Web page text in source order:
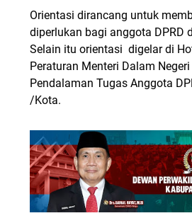
Orientasi dirancang untuk
diperlukan bagi anggota DPRD
Selain itu orientasi digelar di
Peraturan Menteri Dalam
Pendalaman Tugas Anggota
/Kota.